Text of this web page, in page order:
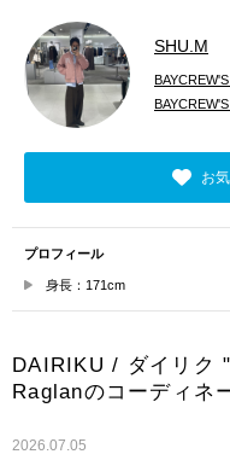
SHU.M
お
プロフィール
身長：171cm
DAIRIKU / ダイリク
Raglanのコーディネ
2026.07.05